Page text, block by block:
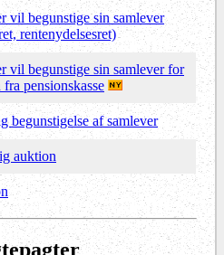
vil begunstige sin samlever
rentenydelsesret)
vil begunstige sin samlever for
pensionskasse
begunstigelse af samlever
auktion